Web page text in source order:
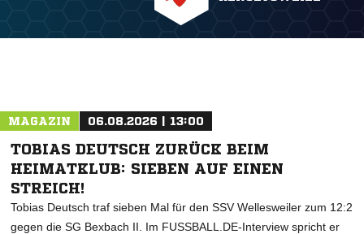
MAGAZIN 06.08.2026 | 13:00
TOBIAS DEUTSCH ZURÜCK BEIM
HEIMATKLUB: SIEBEN AUF EINEN
STREICH!
Tobias Deutsch traf sieben Mal für den SSV Wellesweiler zum 12:2
gegen die SG Bexbach II. Im FUSSBALL.DE-Interview spricht er